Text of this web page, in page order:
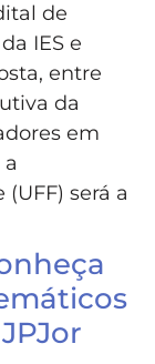
de
IES e
entre
da
em
será a